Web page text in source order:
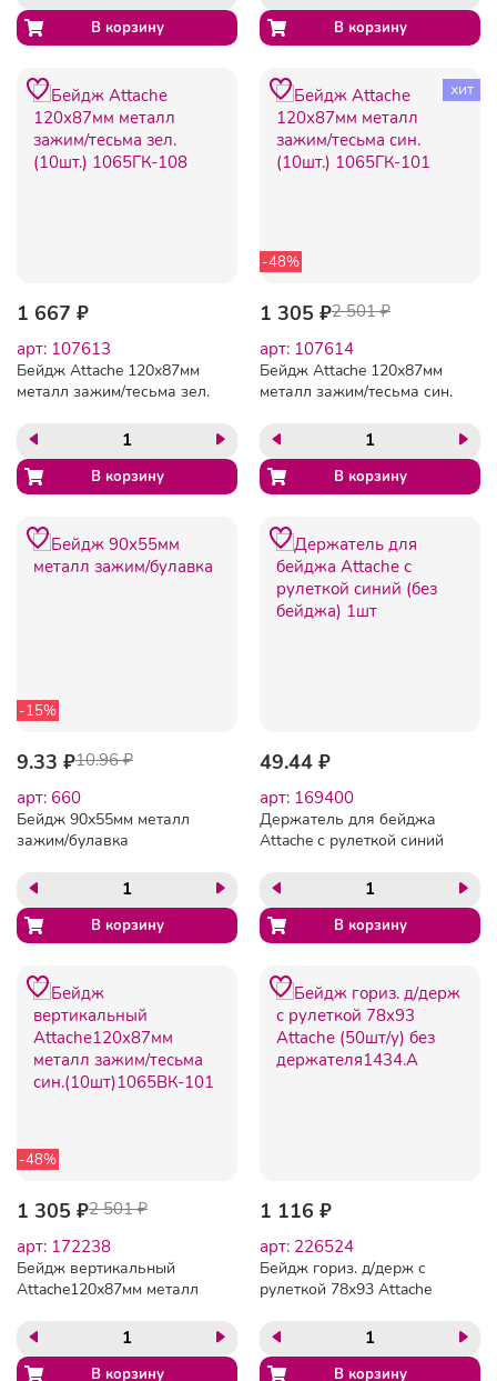
1 667 ₽
арт: 107613
Бейдж Attache 120х87мм
металл зажим/тесьма зел.
-48%
хит
1 305 ₽2 501 ₽
арт: 107614
Бейдж Attache 120х87мм
металл зажим/тесьма син.
-15%
9.33 ₽10.96 ₽
арт: 660
Бейдж 90х55мм металл
зажим/булавка
49.44 ₽
арт: 169400
Держатель для бейджа
Attache с рулеткой синий
-48%
1 305 ₽2 501 ₽
арт: 172238
Бейдж вертикальный
Attache120х87мм металл
(10шт)1065ВК-101
1 116 ₽
арт: 226524
Бейдж гориз. д/держ с
рулеткой 78x93 Attache
держателя1434.А